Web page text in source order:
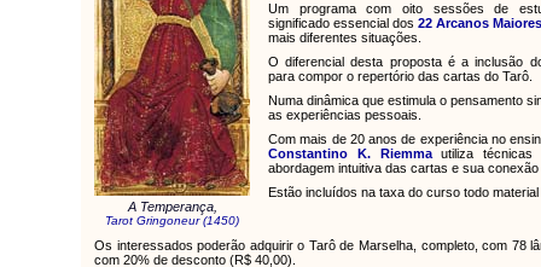
A Temperança,
Tarot Gringoneur (1450)
Um programa com oito sessões de
significado essencial dos 22 Arcanos Maiores
mais diferentes situações.
O diferencial desta proposta é a inclusão
para compor o repertório das cartas do Tarô.
Numa dinâmica que estimula o pensamento
as experiências pessoais.
Com mais de 20 anos de experiência no
Constantino K. Riemmautiliza técnicas
abordagem intuitiva das cartas e sua
Estão incluídos na taxa do curso todo
Os interessados poderão adquirir o Tarô de Marselha, completo, com 78
com 20% de desconto (R$ 40,00).